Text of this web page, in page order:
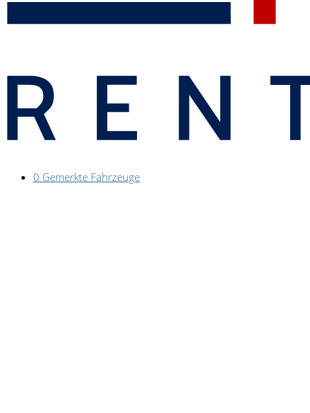
0 Gemerkte Fahrzeuge